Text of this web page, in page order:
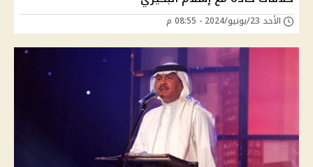
الأحد 23/يونيو/2024 - 08:55 م